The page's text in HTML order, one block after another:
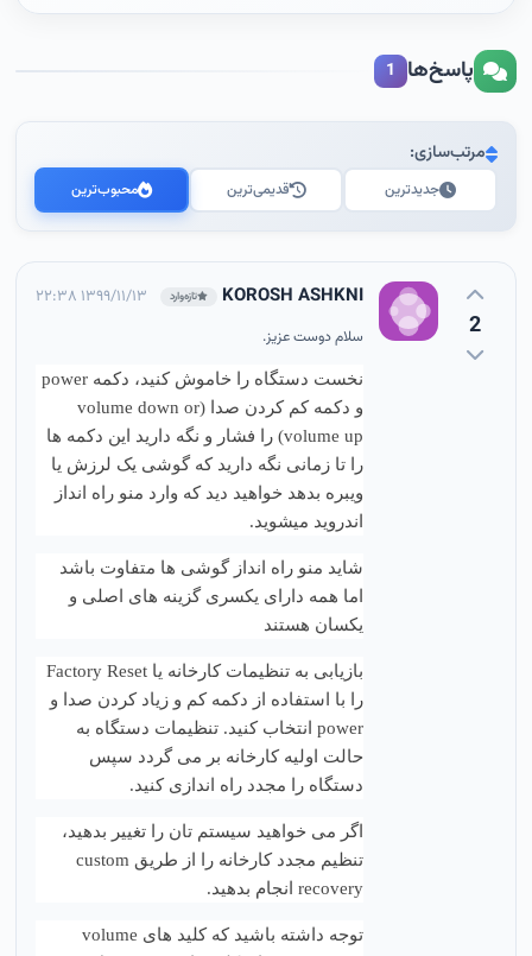
پاسخ‌ها 1
مرتب‌سازی:
جدیدترین قدیمی‌ترین محبوب‌ترین
2
‪KOROSH ASHKNI‬‏ تازه‌وارد
۱۳۹۹/۱۱/۱۳ ۲۲:۳۸
سلام دوست عزیز.
نخست دستگاه را خاموش کنید، دکمه power
و دکمه کم کردن صدا (volume down or
volume up) را فشار و نگه دارید این دکمه ها
را تا زمانی نگه دارید که گوشی یک لرزش یا
ویبره بدهد خواهید دید که وارد منو راه انداز
اندروید میشوید.
شاید منو راه انداز گوشی ها متفاوت باشد
اما همه دارای یکسری گزینه های اصلی و
یکسان هستند
بازیابی به تنظیمات کارخانه یا Factory Reset
را با استفاده از دکمه کم و زیاد کردن صدا و
power انتخاب کنید. تنظیمات دستگاه به
حالت اولیه کارخانه بر می گردد سپس
دستگاه را مجدد راه اندازی کنید.
اگر می خواهید سیستم تان را تغییر بدهید،
تنظیم مجدد کارخانه را از طریق custom
recovery انجام بدهید.
توجه داشته باشید که کلید های volume